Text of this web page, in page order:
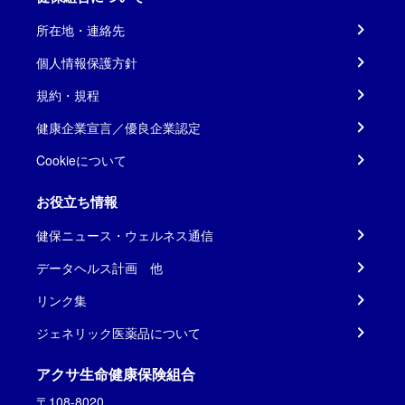
所在地・連絡先
個人情報保護方針
規約・規程
健康企業宣言／優良企業認定
Cookieについて
お役立ち情報
健保ニュース・ウェルネス通信
データヘルス計画 他
リンク集
ジェネリック医薬品について
アクサ生命健康保険組合
〒108-8020